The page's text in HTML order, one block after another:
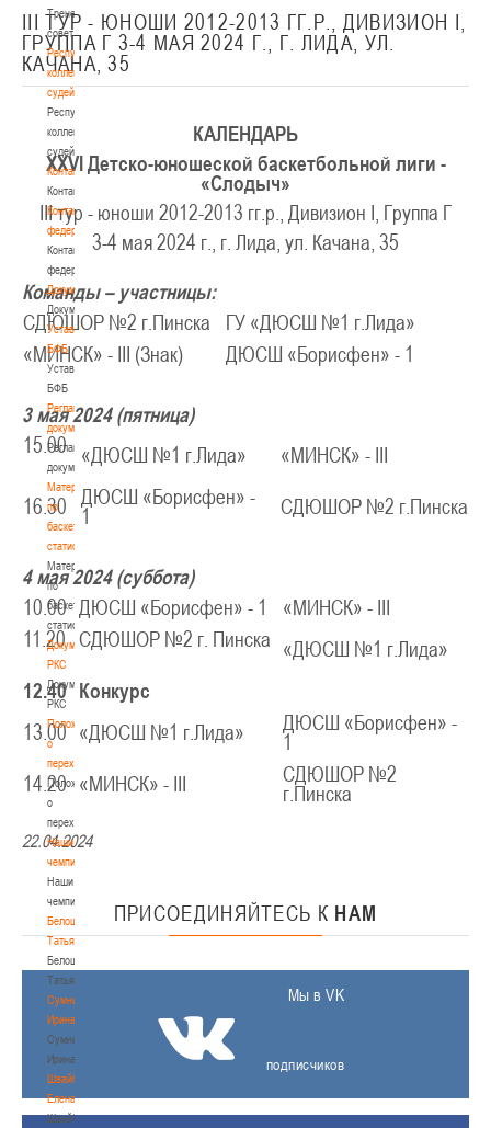
Тренерский
совет
Республиканская
коллегия
судей
Республиканская
коллегия
судей
Контакты
Контакты
Контакты
федерации
Контакты
федерации
Документы
Документы
Устав
БФБ
Устав
БФБ
Регламентирующие
документы
Регламентирующие
документы
Материалы
по
баскетбольной
статистике
Материалы
по
баскетбольной
статистике
Документы
РКС
Документы
РКС
Положение
о
переходах
Положение
о
переходах
Наши
чемпионы
Наши
чемпионы
Белошапко
Татьяна
Белошапко
Татьяна
Сумникова
Ирина
Сумникова
Ирина
Швайбович
Елена
Швайбович
III ТУР - ЮНОШИ 2012-2013 ГГ.Р., ДИВИЗИОН I,
ГРУППА Г 3-4 МАЯ 2024 Г., Г. ЛИДА, УЛ.
КАЧАНА, 35
КАЛЕНДАРЬ
XXVI Детско-юношеской баскетбольной лиги -
«Слодыч»
III тур - юноши 2012-2013 гг.р., Дивизион I, Группа Г
3-4 мая 2024 г., г. Лида, ул. Качана, 35
Команды – участницы:
СДЮШОР №2 г.Пинска
ГУ «ДЮСШ №1 г.Лида»
«МИНСК» - III (Знак)
ДЮСШ «Борисфен» - 1
3 мая 2024 (пятница)
15.00 «ДЮСШ №1 г.Лида» «МИНСК» - III
16.30
ДЮСШ «Борисфен» -
1
СДЮШОР №2 г.Пинска
4 мая 2024 (суббота)
10.00 ДЮСШ «Борисфен» - 1
«МИНСК» - III
11.20 СДЮШОР №2 г. Пинска
«ДЮСШ №1 г.Лида»
12.40 Конкурс
13.00 «ДЮСШ №1 г.Лида»
ДЮСШ «Борисфен» -
1
14.20 «МИНСК» - III
СДЮШОР №2
г.Пинска
22.04.2024
ПРИСОЕДИНЯЙТЕСЬ К НАМ
Мы в VK
подписчиков